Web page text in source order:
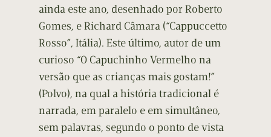
ainda este ano, desenhado por Roberto
Gomes, e Richard Câmara (“Cappuccetto
Rosso”, Itália). Este último, autor de um
curioso “O Capuchinho Vermelho na
versão que as crianças mais gostam!”
(Polvo), na qual a história tradicional é
narrada, em paralelo e em simultâneo,
sem palavras, segundo o ponto de vista